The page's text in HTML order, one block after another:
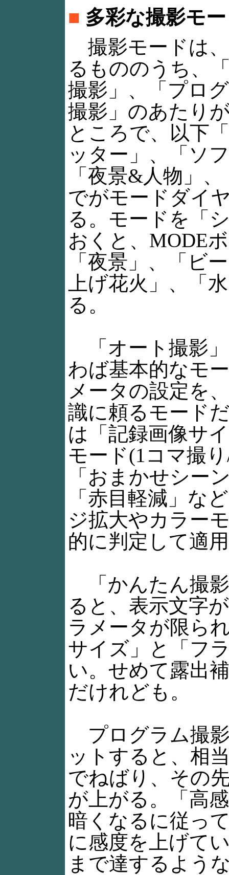
■ 多彩な撮影モ
撮影モードは
るもののうち、
撮影」、「プロ
撮影」のあたり
ところで、以下
ッター」、「ソ
「夜景&人物」
でがモードダイ
る。モードを「
おくと、MODE
「夜景」、「ビ
上げ花火」、「
る。
「オート撮影
わば基本的なモ
メータの設定を
識に頼るモード
は「記録画像サ
モード(1コマ撮
「おまかせシー
「赤目軽減」な
ジ拡大やカラー
的に判定して適
「かんたん撮
ると、表示文字
ラメータが限ら
サイズ」と「フ
い。せめて露出
だけれども。
プログラム撮
ットすると、相
でねばり、その
が上がる。「高
暗くなるに従っ
に感度を上げて
まで達するよう